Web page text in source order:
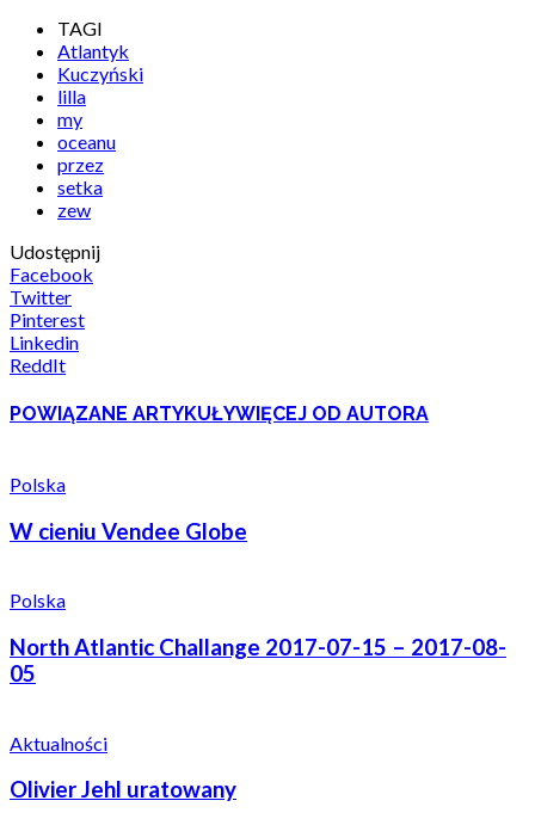
TAGI
Atlantyk
Kuczyński
lilla
my
oceanu
przez
setka
zew
Udostępnij
Facebook
Twitter
Pinterest
Linkedin
ReddIt
POWIĄZANE ARTYKUŁYWIĘCEJ OD AUTORA
Polska
W cieniu Vendee Globe
Polska
North Atlantic Challange 2017-07-15 – 2017-08-
05
Aktualności
Olivier Jehl uratowany